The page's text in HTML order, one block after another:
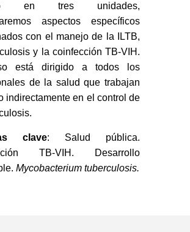
en tres unidades,
aspectos específicos
con el manejo de la ILTB,
y la coinfección TB-VIH.
está dirigido a todos los
de la salud que trabajan
indirectamente en el control de
clave: Salud pública.
TB-VIH. Desarrollo
Mycobacterium tuberculosis.